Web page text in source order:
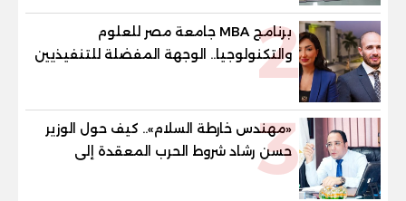
والنور للمكفوفين
2
برنامج MBA جامعة مصر للعلوم
والتكنولوجيا.. الوجهة المفضلة للتنفيذيين
وقيادات المؤسسات لصناعة قادة
3
«مهندس خارطة السلام».. كيف حول الوزير
حسن رشاد شروط الحرب المعقدة إلى
"خارطة طريق" للانسحاب والإعمار؟